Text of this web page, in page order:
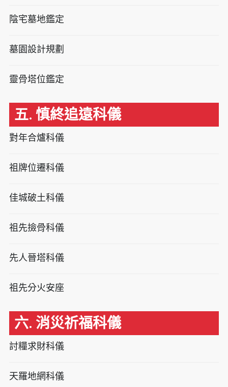
陰宅墓地鑑定
墓園設計規劃
靈骨塔位鑑定
五. 慎終追遠科儀
對年合爐科儀
祖牌位遷科儀
佳城破土科儀
祖先撿骨科儀
先人晉塔科儀
祖先分火安座
六. 消災祈福科儀
討糧求財科儀
天羅地網科儀